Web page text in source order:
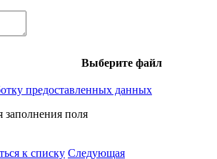
Выберите файл
предоставленных данных
заполнения поля
к списку Следующая